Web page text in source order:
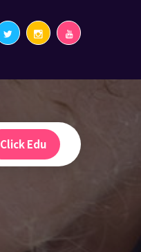
Click Edu